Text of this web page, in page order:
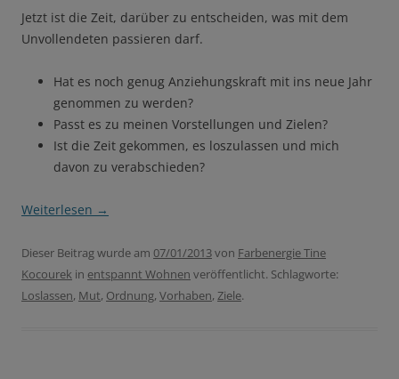
Jetzt ist die Zeit, darüber zu entscheiden, was mit dem
Unvollendeten passieren darf.
Hat es noch genug Anziehungskraft mit ins neue Jahr
genommen zu werden?
Passt es zu meinen Vorstellungen und Zielen?
Ist die Zeit gekommen, es loszulassen und mich
davon zu verabschieden?
Weiterlesen →
Dieser Beitrag wurde am 07/01/2013von Farbenergie Tine
Kocourek in entspannt Wohnen veröffentlicht. Schlagworte:
Loslassen, Mut, Ordnung, Vorhaben, Ziele.